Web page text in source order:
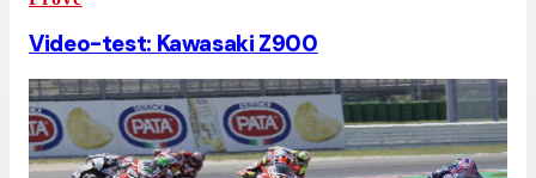
Video-test: Kawasaki Z900